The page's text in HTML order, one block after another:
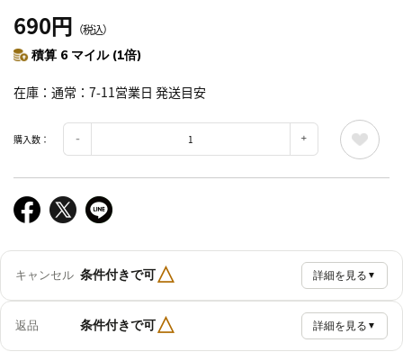
690円 （税込）
積算 6 マイル (1倍)
在庫 通常：7-11営業日 発送目安
購入数：
キャンセル 条件付きで可△ 詳細を見る ▼
返品 条件付きで可△ 詳細を見る ▼